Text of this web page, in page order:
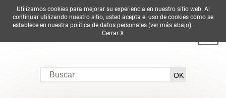
DE EN ES FR
Utilizamos cookies para mejorar su experiencia en nuestro sitio web. Al
continuar utilizando nuestro sitio, usted acepta el uso de cookies como se
establece en nuestra política de datos personales (ver más abajo).
Cerrar X